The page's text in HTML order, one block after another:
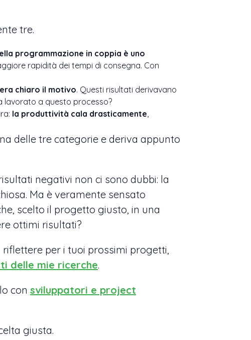
tre.
programmazione in coppia è uno
rapidità dei tempi di consegna. Con
chiaro il motivo. Questi risultati derivavano
lavorato a questo processo?
la produttività cala drasticamente,
delle tre categorie e deriva appunto
negativi non ci sono dubbi: la
Ma è veramente sensato
scelto il progetto giusto, in una
ottimi risultati?
per i tuoi prossimi progetti,
delle mie ricerche.
con sviluppatori e project
giusta.